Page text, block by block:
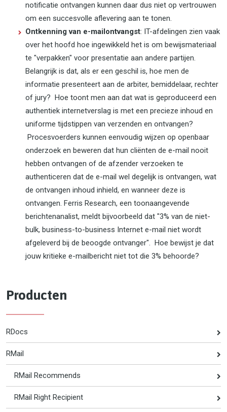
notificatie ontvangen kunnen daar dus niet op vertrouwen
om een succesvolle aflevering aan te tonen.
Ontkenning van e-mailontvangst: IT-afdelingen zien vaak
over het hoofd hoe ingewikkeld het is om bewijsmateriaal
te "verpakken" voor presentatie aan andere partijen.
Belangrijk is dat, als er een geschil is, hoe men de
informatie presenteert aan de arbiter, bemiddelaar, rechter
of jury? Hoe toont men aan dat wat is geproduceerd een
authentiek internetverslag is met een precieze inhoud en
uniforme tijdstippen van verzenden en ontvangen?
Procesvoerders kunnen eenvoudig wijzen op openbaar
onderzoek en beweren dat hun cliënten de e-mail nooit
hebben ontvangen of de afzender verzoeken te
authenticeren dat de e-mail wel degelijk is ontvangen, wat
de ontvangen inhoud inhield, en wanneer deze is
ontvangen. Ferris Research, een toonaangevende
berichtenanalist, meldt bijvoorbeeld dat "3% van de niet-
bulk, business-to-business Internet e-mail niet wordt
afgeleverd bij de beoogde ontvanger". Hoe bewijst je dat
jouw kritieke e-mailbericht niet tot die 3% behoorde?
Producten
RDocs
RMail
RMail Recommends
RMail Right Recipient